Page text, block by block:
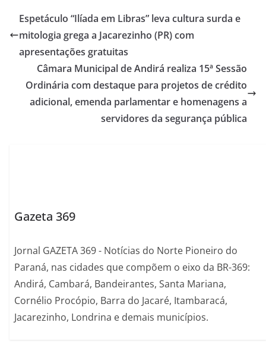
Espetáculo “Ilíada em Libras” leva cultura surda e
mitologia grega a Jacarezinho (PR) com
apresentações gratuitas
Câmara Municipal de Andirá realiza 15ª Sessão
Ordinária com destaque para projetos de crédito
adicional, emenda parlamentar e homenagens a
servidores da segurança pública
Gazeta 369
Jornal GAZETA 369 - Notícias do Norte Pioneiro do
Paraná, nas cidades que compõem o eixo da BR-369:
Andirá, Cambará, Bandeirantes, Santa Mariana,
Cornélio Procópio, Barra do Jacaré, Itambaracá,
Jacarezinho, Londrina e demais municípios.